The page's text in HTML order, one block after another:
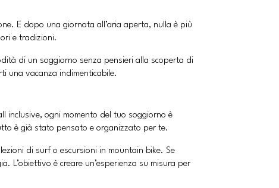
E dopo una giornata all’aria aperta, nulla è più
e tradizioni.
di un soggiorno senza pensieri alla scoperta di
una vacanza indimenticabile.
inclusive, ogni momento del tuo soggiorno è
è già stato pensato e organizzato per te.
di surf o escursioni in mountain bike. Se
L’obiettivo è creare un’esperienza su misura per